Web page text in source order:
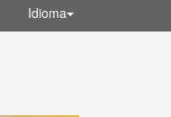
Idioma